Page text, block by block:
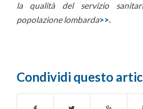
la qualità del servizio
popolazione lombarda>>.
Condividi questo